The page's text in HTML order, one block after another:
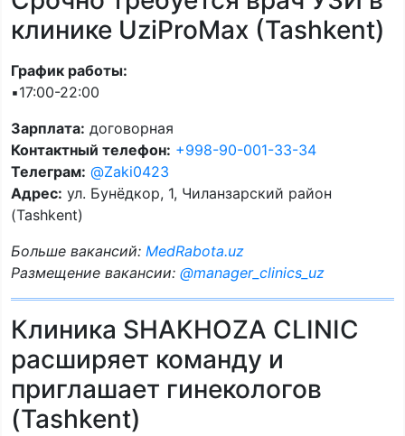
клинике UziProMax (Tashkent)
График работы:
▪️17:00-22:00
Зарплата: договорная
Контактный телефон: +998-90-001-33-34
Телеграм: @Zaki0423
Адрес: ул. Бунёдкор, 1, Чиланзарский район
(Tashkent)
Больше вакансий: MedRabota.uz
Размещение вакансии: @manager_clinics_uz
Клиника SHAKHOZA CLINIC
расширяет команду и
приглашает гинекологов
(Tashkent)